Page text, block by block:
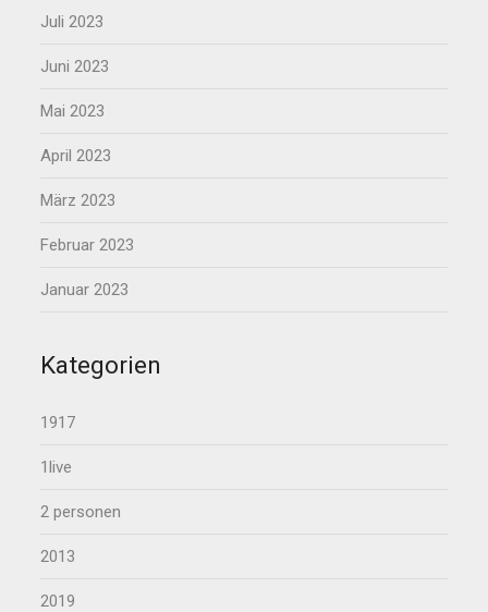
Juli 2023
Juni 2023
Mai 2023
April 2023
März 2023
Februar 2023
Januar 2023
Kategorien
1917
1live
2 personen
2013
2019